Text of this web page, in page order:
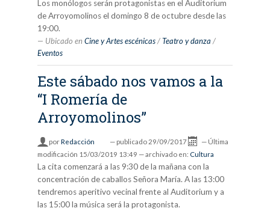
Los monólogos serán protagonistas en el Auditorium
de Arroyomolinos el domingo 8 de octubre desde las
19:00.
Ubicado en Cine y Artes escénicas /Teatro y danza /
Eventos
Este sábado nos vamos a la
“I Romería de
Arroyomolinos”
porRedacción — publicado 29/09/2017 — Última
modificación 15/03/2019 13:49 — archivado en: Cultura
La cita comenzará a las 9:30 de la mañana con la
concentración de caballos Señora María. A las 13:00
tendremos aperitivo vecinal frente al Auditorium y a
las 15:00 la música será la protagonista.